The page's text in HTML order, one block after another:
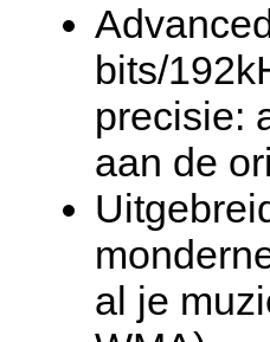
bits/
precisie:
aan de
al je